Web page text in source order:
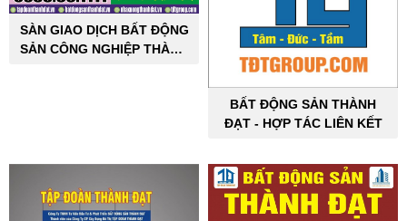
SÀN GIAO DỊCH BẤT ĐỘNG
SẢN CÔNG NGHIỆP THÀNH
BẤT ĐỘNG SẢN THÀNH
ĐẠT - HỢP TÁC LIÊN KẾT